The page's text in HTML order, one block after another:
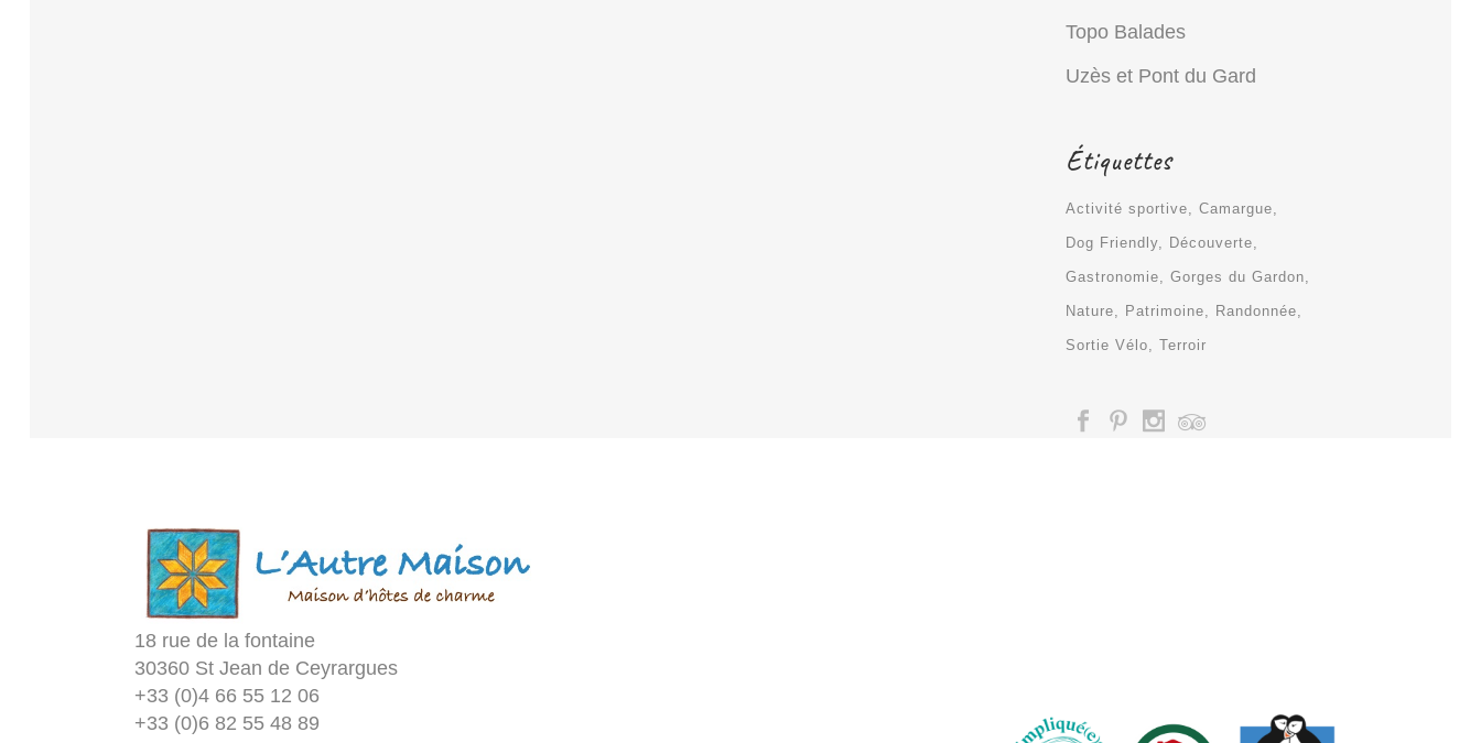
Topo Balades
Uzès et Pont du Gard
Étiquettes
Activité sportive Camargue
Dog Friendly Découverte
Gastronomie Gorges du Gardon
Nature Patrimoine Randonnée
Sortie Vélo Terroir
18 rue de la fontaine
30360 St Jean de Ceyrargues
+33 (0)4 66 55 12 06
+33 (0)6 82 55 48 89